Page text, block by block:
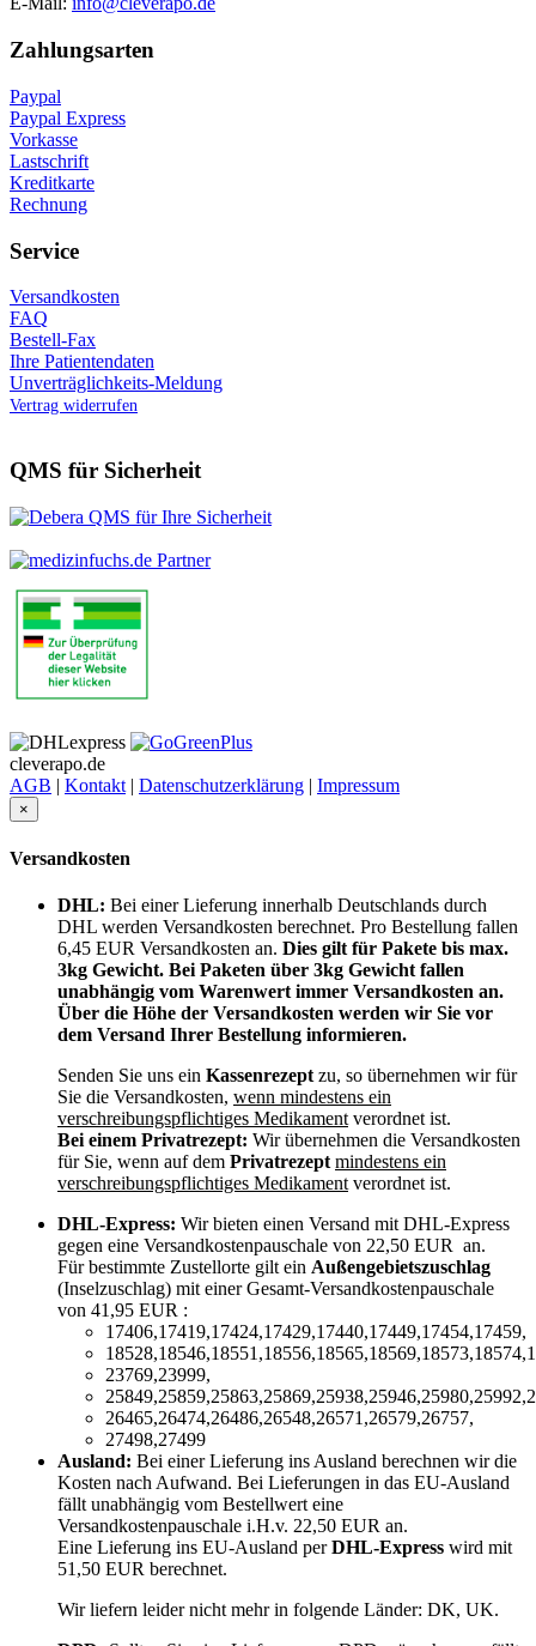
Zahlungsarten
Paypal
Paypal Express
Vorkasse
Lastschrift
Kreditkarte
Rechnung
Service
Versandkosten
FAQ
Bestell-Fax
Ihre Patientendaten
Unverträglichkeits-Meldung
Vertrag widerrufen
QMS für Sicherheit
cleverapo.de
AGB | Kontakt| Datenschutzerklärung | Impressum
×
Versandkosten
DHL: Bei einer Lieferung innerhalb Deutschlands durch
DHL werden Versandkosten berechnet. Pro Bestellung fallen
6,45 EUR Versandkosten an. Dies gilt für Pakete bis max.
3kg Gewicht. Bei Paketen über 3kg Gewicht fallen
unabhängig vom Warenwert immer Versandkosten an.
Über die Höhe der Versandkosten werden wir Sie vor
dem Versand Ihrer Bestellung informieren.
Senden Sie uns ein Kassenrezept zu, so übernehmen wir für
Sie die Versandkosten, wenn mindestens ein
verschreibungspflichtiges Medikament verordnet ist.
Bei einem Privatrezept: Wir übernehmen die Versandkosten
für Sie, wenn auf dem Privatrezept mindestens ein
verschreibungspflichtiges Medikament verordnet ist.
DHL-Express: Wir bieten einen Versand mit DHL-Express
gegen eine Versandkostenpauschale von 22,50 EUR an.
Für bestimmte Zustellorte gilt ein Außengebietszuschlag
(Inselzuschlag) mit einer Gesamt-Versandkostenpauschale
von 41,95 EUR :
17406,17419,17424,17429,17440,17449,17454,17459,
23769,23999,
26465,26474,26486,26548,26571,26579,26757,
27498,27499
Ausland: Bei einer Lieferung ins Ausland berechnen wir die
Kosten nach Aufwand. Bei Lieferungen in das EU-Ausland
fällt unabhängig vom Bestellwert eine
Versandkostenpauschale i.H.v. 22,50 EUR an.
Eine Lieferung ins EU-Ausland perDHL-Express wird mit
51,50 EUR berechnet.
Wir liefern leider nicht mehr in folgende Länder: DK, UK.